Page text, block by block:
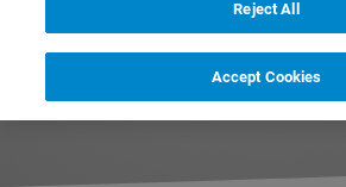
Reject All
Accept Cookies